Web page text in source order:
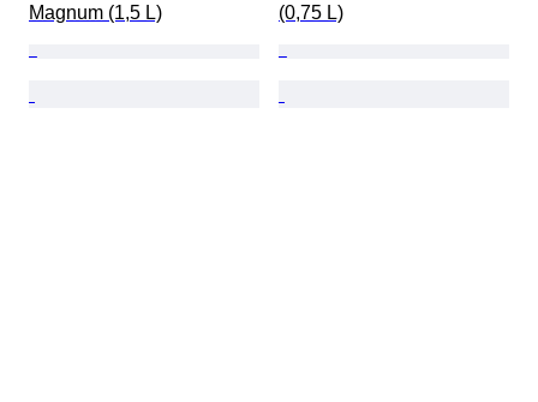
Magnum (1,5 L)
(0,75 L)